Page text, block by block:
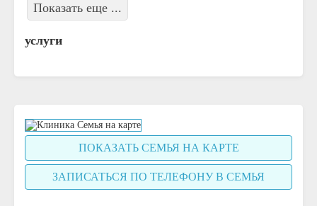
Показать еще ...
услуги
ПОКАЗАТЬ СЕМЬЯ НА КАРТЕ
ЗАПИСАТЬСЯ ПО ТЕЛЕФОНУ В СЕМЬЯ